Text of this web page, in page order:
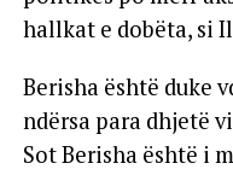
hallkat e dobëta, si
Berisha është duke
ndërsa para dhjetë
Sot Berisha është i